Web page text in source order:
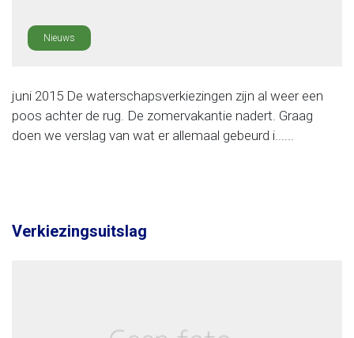
Nieuws
juni 2015 De waterschapsverkiezingen zijn al weer een
poos achter de rug. De zomervakantie nadert. Graag
doen we verslag van wat er allemaal gebeurd i......
Verkiezingsuitslag